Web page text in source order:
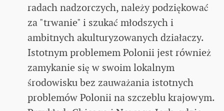
radach nadzorczych, należy podziękować
za "trwanie" i szukać młodszych i
ambitnych akulturyzowanych działaczy.
Istotnym problemem Polonii jest również
zamykanie się w swoim lokalnym
środowisku bez zauważania istotnych
problemów Polonii na szczeblu krajowym.